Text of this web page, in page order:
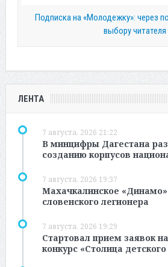
Подписка на «Молодежку»: через
выбору читателя
ЛЕНТА
7 августа, 2026 21:22
В минцифры Дагестана
созданию корпусов
7 августа, 2026 19:37
Махачкалинское «Динамо»
словенского легионера
7 августа, 2026 19:29
Стартовал прием заявок
конкурс «Столица